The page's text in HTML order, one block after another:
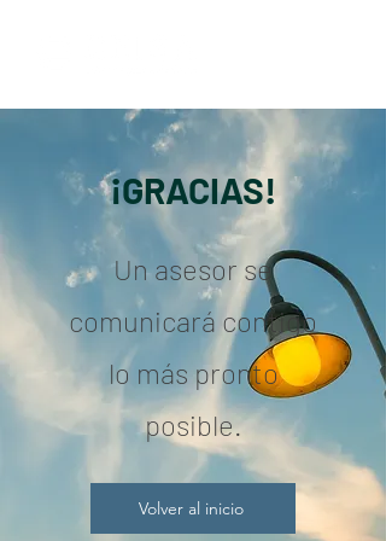
¡GRACIAS!
Un asesor se
comunicará contigo
lo más pronto
posible.
Volver al inicio